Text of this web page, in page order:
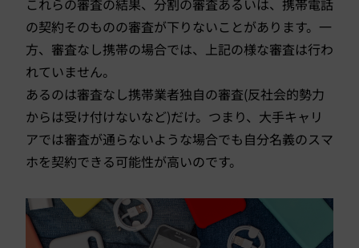
の契約そのものの審査が下りないことがあります。一
方、審査なし携帯の場合では、上記の様な審査は行わ
れていません。
あるのは審査なし携帯業者独自の審査(反社会的勢力
からは受け付けないなど)だけ。つまり、大手キャリ
アでは審査が通らないような場合でも自分名義のスマ
ホを契約できる可能性が高いのです。